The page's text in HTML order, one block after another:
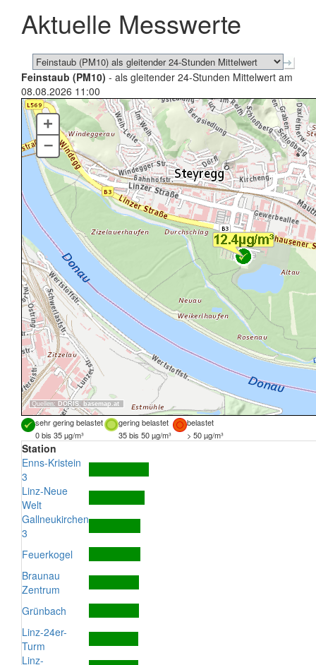
schließen
Aktuelle Messwerte
Feinstaub (PM10) - als gleitender 24-Stunden Mittelwert am
08.08.2026 11:00
Quellen: DORIS, basemap.at
+
–
sehr gering belastet gering belastet
belastet
0 bis 35 µg/m³
35 bis 50 µg/m³ > 50 µg/m³
Station
Enns-Kristein
3
Linz-Neue
Welt
Gallneukirchen
3
Feuerkogel
Braunau
Zentrum
Grünbach
Linz-24er-
Turm
Linz-